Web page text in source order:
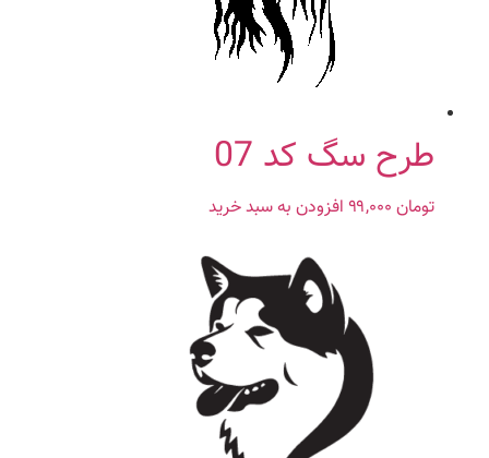
طرح سگ کد 07
تومان افزودن به سبد خرید